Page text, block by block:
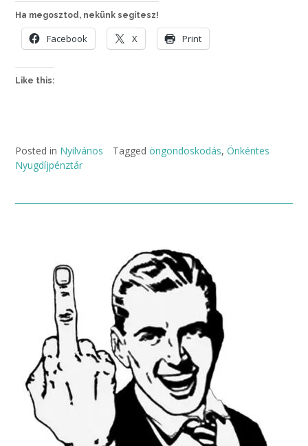
Ha megosztod, nekünk segítesz!
Facebook X Print
Like this:
Posted in Nyilvános Tagged öngondoskodás, Önkéntes
Nyugdíjpénztár